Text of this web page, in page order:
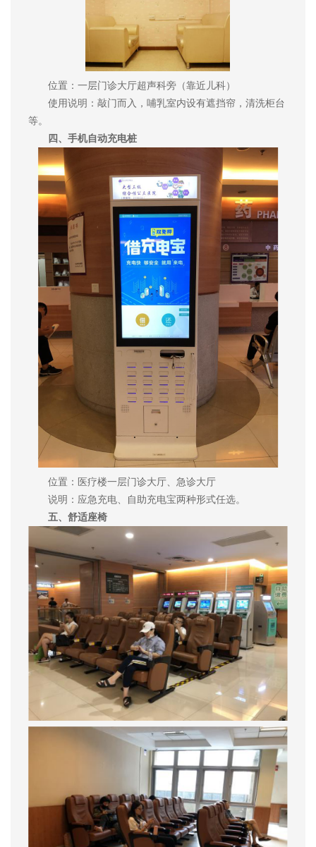
位置：一层门诊大厅超声科旁（靠近儿科）
使用说明：敲门而入，哺乳室内设有遮挡帘，清洗柜台
等。
四、手机自动充电桩
位置：医疗楼一层门诊大厅、急诊大厅
说明：应急充电、自助充电宝两种形式任选。
五、舒适座椅